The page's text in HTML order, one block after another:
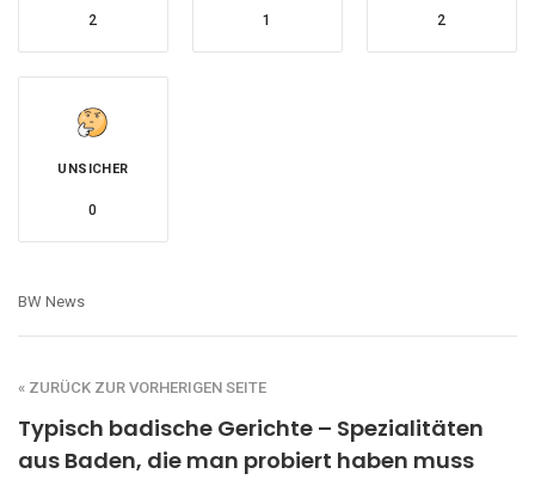
2 1 2
UNSICHER
0
BW News
« ZURÜCK ZUR VORHERIGEN SEITE
Typisch badische Gerichte – Spezialitäten
aus Baden, die man probiert haben muss